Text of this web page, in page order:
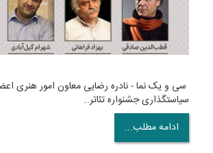
سی و یک نما - نادره رضایی معاون امور هنری
سیاستگذاری جشنواره تئاتر…
ادامه مطلب...